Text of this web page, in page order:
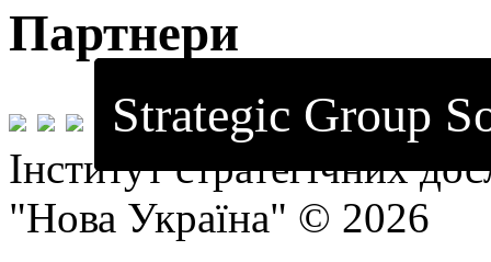
Партнери
Strategic Group
Інститут стратегічних
"Нова Україна" © 2026